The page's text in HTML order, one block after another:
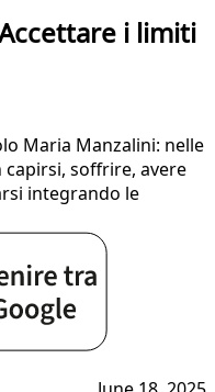
i limiti
Maria Manzalini: nelle
capirsi, soffrire, avere
integrando le